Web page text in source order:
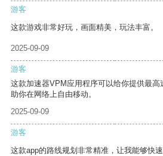
游客
这款游戏非常好玩，画面精美，玩法丰富。
2025-09-09
游客
这款加速器VPM应用程序可以给你提供最
助你在网络上自由移动。
2025-09-09
游客
这款app的路线规划非常精准，让我能够快速